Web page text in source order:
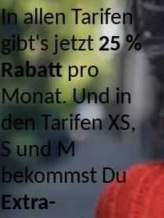
In allen Tarifen
gibt's jetzt 25 %
Rabattpro
Monat. Und in
den Tarifen XS,
S und M
bekommst Du
Extra-